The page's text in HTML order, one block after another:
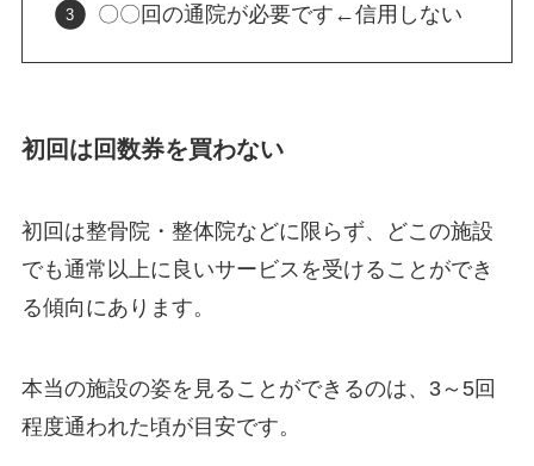
〇〇回の通院が必要です←信用しない
初回は回数券を買わない
初回は整骨院・整体院などに限らず、どこの施設
でも通常以上に良いサービスを受けることができ
る傾向にあります。
本当の施設の姿を見ることができるのは、3～5回
程度通われた頃が目安です。